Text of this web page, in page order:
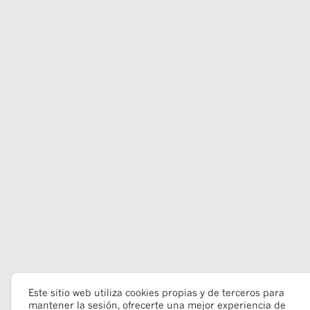
Este sitio web utiliza cookies propias y de terceros para
mantener la sesión, ofrecerte una mejor experiencia de